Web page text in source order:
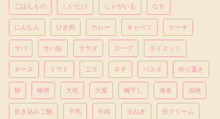
ごはんもの しいたけ じゃがいも なす
にんじん ひき肉 カレー キャベツ ケーキ
サバ サバ缶 サラダ スープ ダイエット
チーズ トマト ニラ ネギ パスタ 作り置き
卵 味噌 大根 大葉 梅干し 海老 漬物
炊き込みご飯 牛乳 牛肉 玉ねぎ 生クリーム